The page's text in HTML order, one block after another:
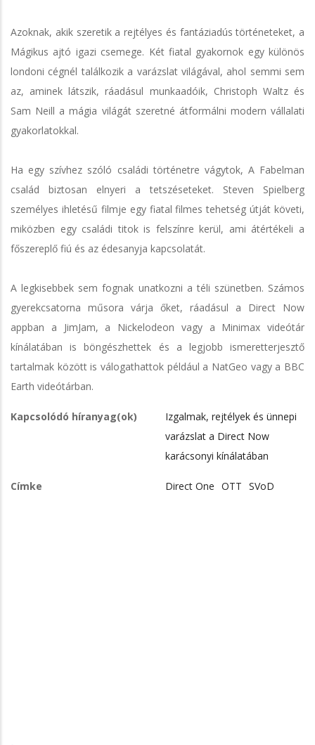
Azoknak, akik szeretik a rejtélyes és fantáziadús történeteket, a
Mágikus ajtó igazi csemege. Két fiatal gyakornok egy különös
londoni cégnél találkozik a varázslat világával, ahol semmi sem
az, aminek látszik, ráadásul munkaadóik, Christoph Waltz és
Sam Neill a mágia világát szeretné átformálni modern vállalati
gyakorlatokkal.
Ha egy szívhez szóló családi történetre vágytok, A Fabelman
család biztosan elnyeri a tetszéseteket. Steven Spielberg
személyes ihletésű filmje egy fiatal filmes tehetség útját követi,
miközben egy családi titok is felszínre kerül, ami átértékeli a
főszereplő fiú és az édesanyja kapcsolatát.
A legkisebbek sem fognak unatkozni a téli szünetben. Számos
gyerekcsatorna műsora várja őket, ráadásul a Direct Now
appban a JimJam, a Nickelodeon vagy a Minimax videótár
kínálatában is böngészhettek és a legjobb ismeretterjesztő
tartalmak között is válogathattok például a NatGeo vagy a BBC
Earth videótárban.
Kapcsolódó híranyag(ok)
Izgalmak, rejtélyek és ünnepi
varázslat a Direct Now
karácsonyi kínálatában
Címke Direct One OTT SVoD